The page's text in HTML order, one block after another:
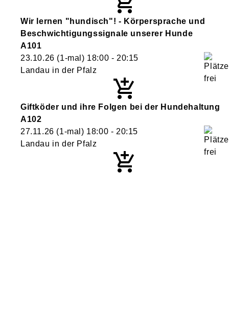
Wir lernen "hundisch"! - Körpersprache und
Beschwichtigungssignale unserer Hunde
A101
23.10.26 (1-mal) 18:00 - 20:15
Landau in der Pfalz
Giftköder und ihre Folgen bei der Hundehaltung
A102
27.11.26 (1-mal) 18:00 - 20:15
Landau in der Pfalz